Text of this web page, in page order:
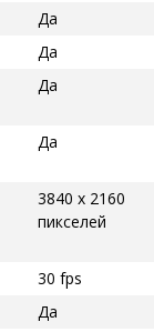
Да
Да
Да
Да
3840 x 2160
пикселей
30 fps
Да